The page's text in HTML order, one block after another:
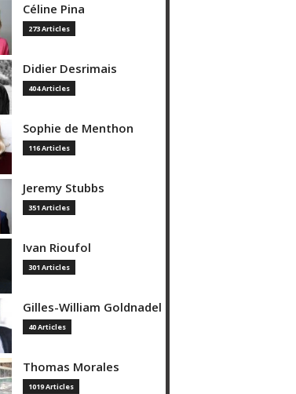
Céline Pina
273 Articles
Didier Desrimais
404 Articles
Sophie de Menthon
116 Articles
Jeremy Stubbs
351 Articles
Ivan Rioufol
301 Articles
Gilles-William Goldnadel
40 Articles
Thomas Morales
1019 Articles